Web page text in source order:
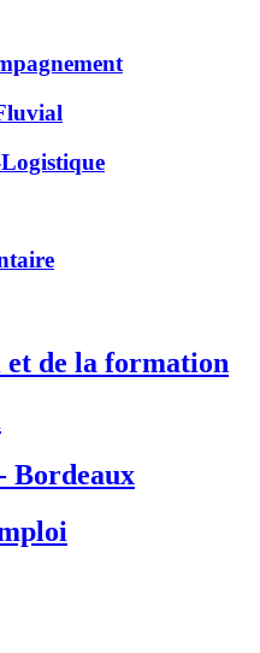
et de la formation
Bordeaux